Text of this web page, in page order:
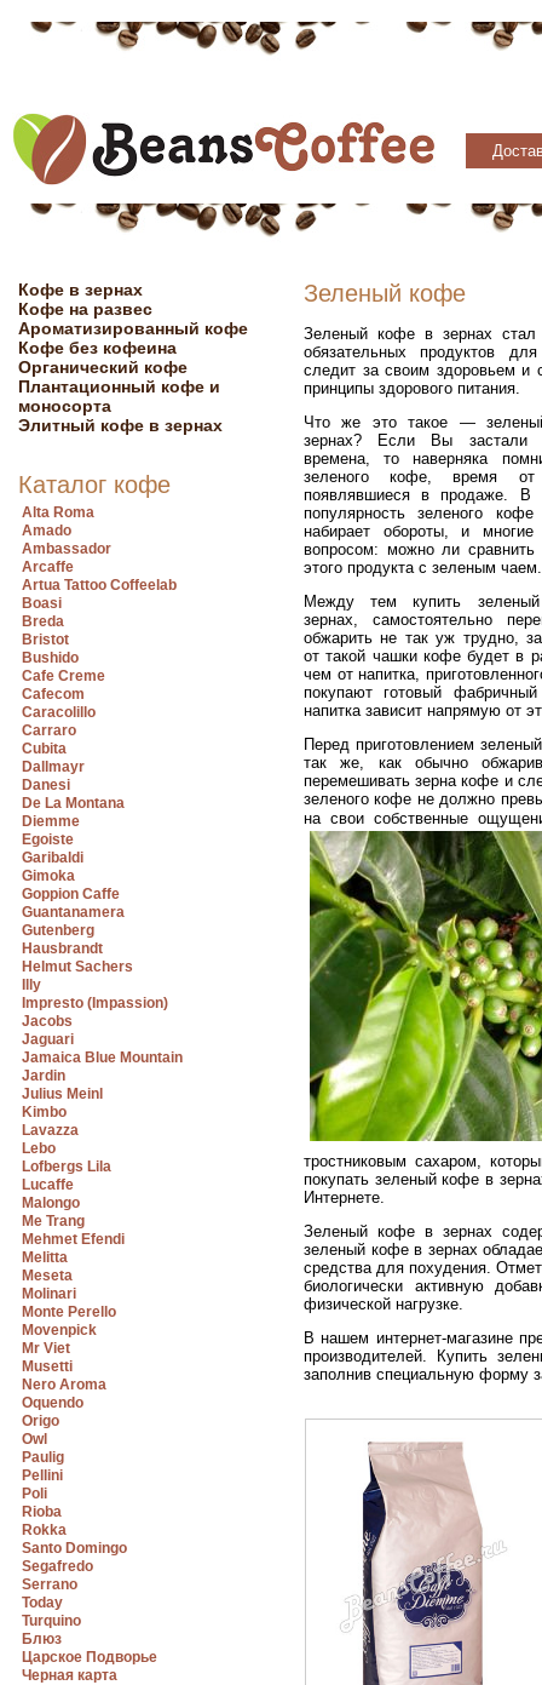
Кофе в зернах
Кофе на развес
Ароматизированный кофе
Кофе без кофеина
Органический кофе
Плантационный кофе и
моносорта
Элитный кофе в зернах
Каталог кофе
Alta Roma
Amado
Ambassador
Arcaffe
Artua Tattoo Coffeelab
Boasi
Breda
Bristot
Bushido
Cafe Creme
Cafecom
Caracolillo
Carraro
Cubita
Dallmayr
Danesi
De La Montana
Diemme
Egoiste
Garibaldi
Gimoka
Goppion Caffe
Guantanamera
Gutenberg
Hausbrandt
Helmut Sachers
Illy
Impresto (Impassion)
Jacobs
Jaguari
Jamaica Blue Mountain
Jardin
Julius Meinl
Kimbo
Lavazza
Lebo
Lofbergs Lila
Lucaffe
Malongo
Me Trang
Mehmet Efendi
Melitta
Meseta
Molinari
Monte Perello
Movenpick
Mr Viet
Musetti
Nero Aroma
Oquendo
Origo
Owl
Paulig
Pellini
Poli
Rioba
Rokka
Santo Domingo
Segafredo
Serrano
Today
Turquino
Блюз
Царское Подворье
Черная карта
Зеленый кофе
Зеленый кофе в зернах
обязательных продуктов
следит за своим здоровьем и
принципы здорового питания.
Что же это такое —
зернах? Если Вы застали
времена, то наверняка
зеленого кофе, время от
появлявшиеся в продаже. В
популярность зеленого
набирает обороты, и многие
вопросом: можно ли сравнить
этого продукта с зеленым чаем.
Между тем купить
зернах, самостоятельно
обжарить не так уж трудно,
от такой чашки кофе будет в
чем от напитка,
покупают готовый
напитка зависит напрямую от
Перед приготовлением
так же, как обычно
перемешивать зерна кофе и
зеленого кофе не должно
на свои собственные
тростниковым сахаром,
покупать зеленый кофе в
Интернете.
Зеленый кофе в зернах
зеленый кофе в зернах
средства для похудения.
биологически активную
физической нагрузке.
В нашем интернет-магазине
производителей. Купить
заполнив специальную форму